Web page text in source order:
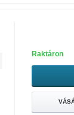
Raktáron